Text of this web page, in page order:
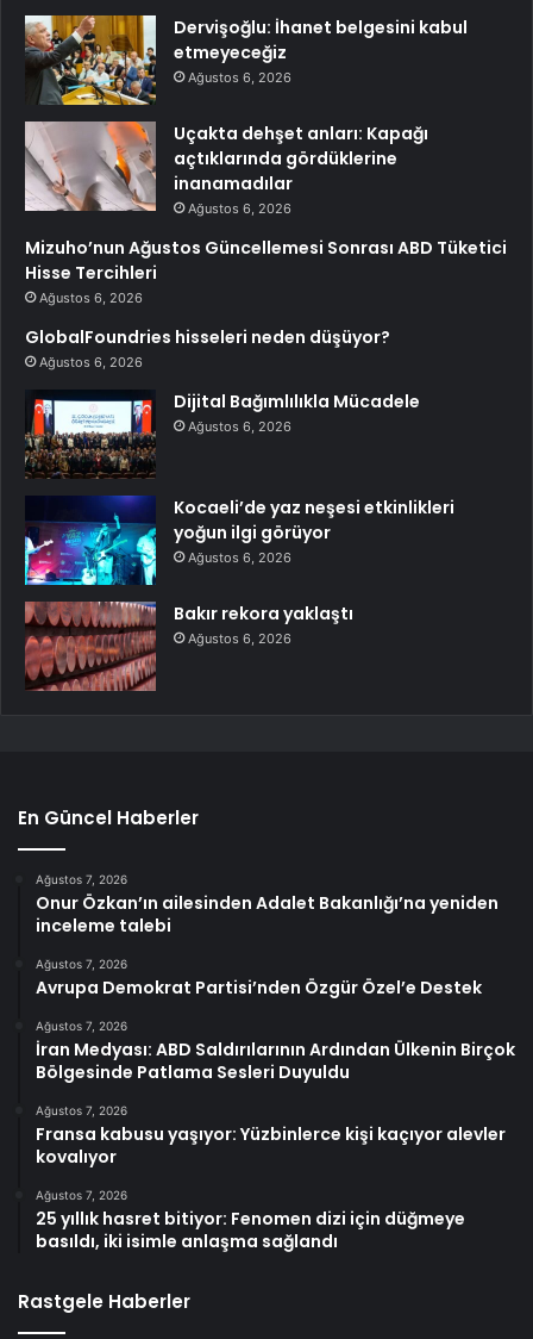
Dervişoğlu: İhanet belgesini kabul
etmeyeceğiz
Ağustos 6, 2026
Uçakta dehşet anları: Kapağı
açtıklarında gördüklerine
inanamadılar
Ağustos 6, 2026
Mizuho’nun Ağustos Güncellemesi Sonrası ABD Tüketici
Hisse Tercihleri
Ağustos 6, 2026
GlobalFoundries hisseleri neden düşüyor?
Ağustos 6, 2026
Dijital Bağımlılıkla Mücadele
Ağustos 6, 2026
Kocaeli’de yaz neşesi etkinlikleri
yoğun ilgi görüyor
Ağustos 6, 2026
Bakır rekora yaklaştı
Ağustos 6, 2026
En Güncel Haberler
Ağustos 7, 2026
Onur Özkan’ın ailesinden Adalet Bakanlığı’na yeniden
inceleme talebi
Ağustos 7, 2026
Avrupa Demokrat Partisi’nden Özgür Özel’e Destek
Ağustos 7, 2026
İran Medyası: ABD Saldırılarının Ardından Ülkenin Birçok
Bölgesinde Patlama Sesleri Duyuldu
Ağustos 7, 2026
Fransa kabusu yaşıyor: Yüzbinlerce kişi kaçıyor alevler
kovalıyor
Ağustos 7, 2026
25 yıllık hasret bitiyor: Fenomen dizi için düğmeye
basıldı, iki isimle anlaşma sağlandı
Rastgele Haberler